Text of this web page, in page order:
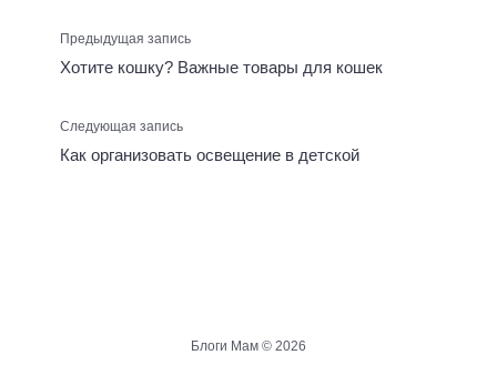
Предыдущая запись
Хотите кошку? Важные товары для кошек
Следующая запись
Как организовать освещение в детской
Блоги Мам © 2026